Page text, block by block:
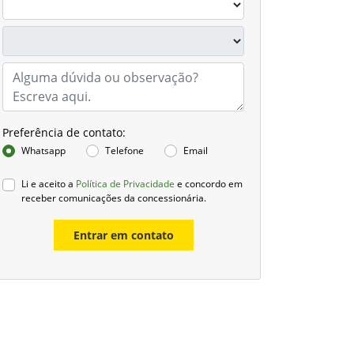
Preferência de contato:
Whatsapp Telefone Email
Li e aceito a Política de Privacidade e concordo em
receber comunicações da concessionária.
Entrar em contato